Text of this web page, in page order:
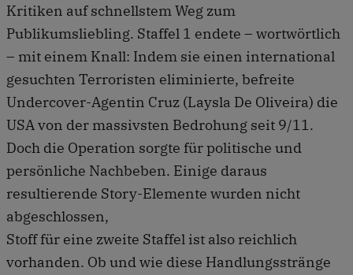
Kritiken auf schnellstem Weg zum
Publikumsliebling. Staffel 1 endete – wortwörtlich
– mit einem Knall: Indem sie einen international
gesuchten Terroristen eliminierte, befreite
Undercover-Agentin Cruz (Laysla De Oliveira) die
USA von der massivsten Bedrohung seit 9/11.
Doch die Operation sorgte für politische und
persönliche Nachbeben. Einige daraus
resultierende Story-Elemente wurden nicht
abgeschlossen,
Stoff für eine zweite Staffel ist also reichlich
vorhanden. Ob und wie diese Handlungsstränge